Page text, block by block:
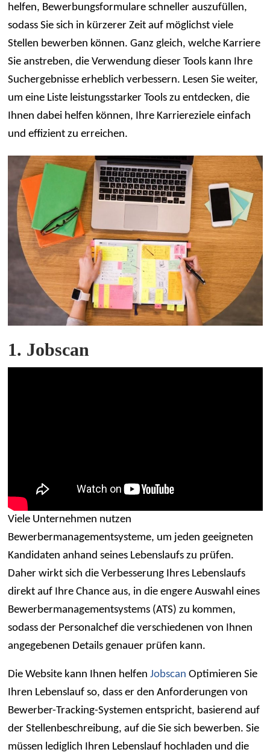
helfen, Bewerbungsformulare schneller auszufüllen,
sodass Sie sich in kürzerer Zeit auf möglichst viele
Stellen bewerben können. Ganz gleich, welche Karriere
Sie anstreben, die Verwendung dieser Tools kann Ihre
Suchergebnisse erheblich verbessern. Lesen Sie weiter,
um eine Liste leistungsstarker Tools zu entdecken, die
Ihnen dabei helfen können, Ihre Karriereziele einfach
und effizient zu erreichen.
1. Jobscan
Viele Unternehmen nutzen
Bewerbermanagementsysteme, um jeden geeigneten
Kandidaten anhand seines Lebenslaufs zu prüfen.
Daher wirkt sich die Verbesserung Ihres Lebenslaufs
direkt auf Ihre Chance aus, in die engere Auswahl eines
Bewerbermanagementsystems (ATS) zu kommen,
sodass der Personalchef die verschiedenen von Ihnen
angegebenen Details genauer prüfen kann.
Die Website kann Ihnen helfen Jobscan Optimieren Sie
Ihren Lebenslauf so, dass er den Anforderungen von
Bewerber-Tracking-Systemen entspricht, basierend auf
der Stellenbeschreibung, auf die Sie sich bewerben. Sie
müssen lediglich Ihren Lebenslauf hochladen und die